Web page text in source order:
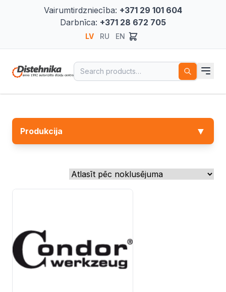
Vairumtirdzniecība: +371 29 101 604
Darbnīca: +371 28 672 705
LV RU EN
Search for:
Produkcija ▼